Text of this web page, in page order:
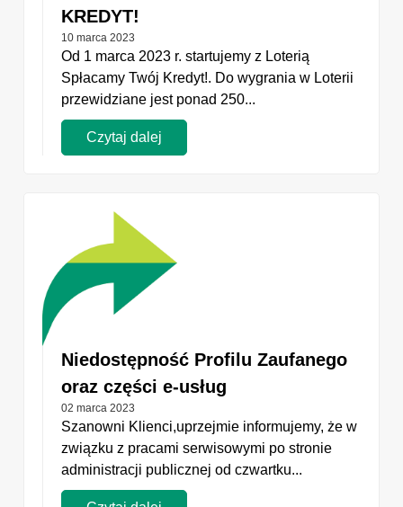
KREDYT!
10 marca 2023
Od 1 marca 2023 r. startujemy z Loterią
Spłacamy Twój Kredyt!. Do wygrania w Loterii
przewidziane jest ponad 250...
Czytaj dalej
Niedostępność Profilu Zaufanego
oraz części e-usług
02 marca 2023
Szanowni Klienci,uprzejmie informujemy, że w
związku z pracami serwisowymi po stronie
administracji publicznej od czwartku...